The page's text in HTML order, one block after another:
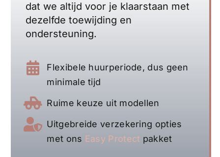
dat we altijd voor je klaarstaan met
dezelfde toewijding en
ondersteuning.
Flexibele huurperiode, dus geen
minimale tijd
Ruime keuze uit modellen
Uitgebreide verzekering opties
met ons Easy Protect pakket